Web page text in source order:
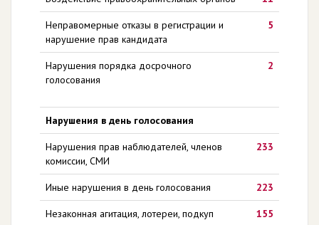
Неправомерные отказы в регистрации и
нарушение прав кандидата
5
Нарушения порядка досрочного
голосования
2
Нарушения в день голосования
Нарушения прав наблюдателей, членов
комиссии, СМИ
233
Иные нарушения в день голосования 223
Незаконная агитация, лотереи, подкуп 155